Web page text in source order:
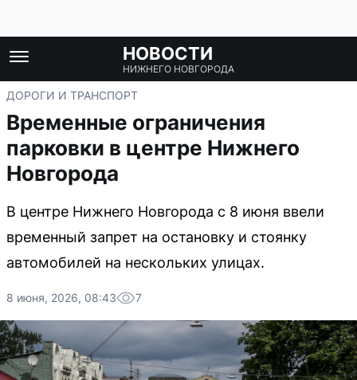
НОВОСТИ
НИЖНЕГО НОВГОРОДА
ДОРОГИ И ТРАНСПОРТ
Временные ограничения
парковки в центре Нижнего
Новгорода
В центре Нижнего Новгорода с 8 июня ввели
временный запрет на остановку и стоянку
автомобилей на нескольких улицах.
8 июня, 2026, 08:43 7